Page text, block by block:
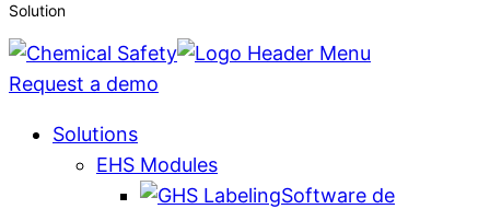
Solution
Request a demo
Solutions
EHS Modules
Software de